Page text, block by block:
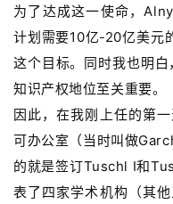
台
药
时
学
苑
A
登录
为了达成这一使命，
计划需要10亿-20亿美元
这个目标。同时我也明
知识产权地位至关重要。
因此，在我刚上任的第
可办公室（当时叫做
的就是签订Tuschl I和
表了四家学术机构（其